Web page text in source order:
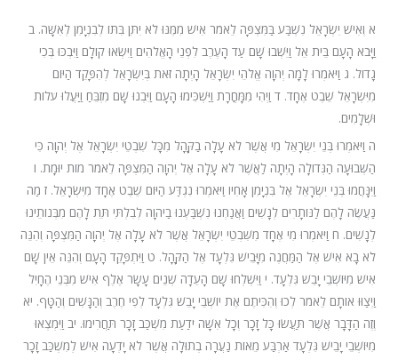
א וְאִישׁ יִשְׂרָאֵל נִשְׁבַּע בַּמִּצְפָּה לֵאמֹר אִישׁ מִמֶּנּוּ לֹא יִתֵּן בִּתּוֹ לְבִנְיָמִן לְאִשָּׁה. ב
וַיָּבֹא הָעָם בֵּית אֵל וַיֵּשְׁבוּ שָׁם עַד הָעֶרֶב לִפְנֵי הָאֱלֹהִים וַיִּשְׂאוּ קוֹלָם וַיִּבְכּוּ בְּכִי
גָדוֹל. ג וַיֹּאמְרוּ לָמָה יְהוָה אֱלֹהֵי יִשְׂרָאֵל הָיְתָה זֹּאת בְּיִשְׂרָאֵל לְהִפָּקֵד הַיּוֹם
מִיִּשְׂרָאֵל שֵׁבֶט אֶחָד. ד וַיְהִי מִמָּחֳרָת וַיַּשְׁכִּימוּ הָעָם וַיִּבְנוּ שָׁם מִזְבֵּחַ וַיַּעֲלוּ עֹלוֹת
וּשְׁלָמִים.
ה וַיֹּאמְרוּ בְּנֵי יִשְׂרָאֵל מִי אֲשֶׁר לֹא עָלָה בַקָּהָל מִכָּל שִׁבְטֵי יִשְׂרָאֵל אֶל יְהוָה כִּי
הַשְּׁבוּעָה הַגְּדוֹלָה הָיְתָה לַאֲשֶׁר לֹא עָלָה אֶל יְהוָה הַמִּצְפָּה לֵאמֹר מוֹת יוּמָת. ו
וַיִּנָּחֲמוּ בְּנֵי יִשְׂרָאֵל אֶל בִּנְיָמִן אָחִיו וַיֹּאמְרוּ נִגְדַּע הַיּוֹם שֵׁבֶט אֶחָד מִיִּשְׂרָאֵל. ז מַה
נַּעֲשֶׂה לָהֶם לַנּוֹתָרִים לְנָשִׁים וַאֲנַחְנוּ נִשְׁבַּעְנוּ בַיהוָה לְבִלְתִּי תֵּת לָהֶם מִבְּנוֹתֵינוּ
לְנָשִׁים. ח וַיֹּאמְרוּ מִי אֶחָד מִשִּׁבְטֵי יִשְׂרָאֵל אֲשֶׁר לֹא עָלָה אֶל יְהוָה הַמִּצְפָּה וְהִנֵּה
לֹא בָא אִישׁ אֶל הַמַּחֲנֶה מִיָּבֵישׁ גִּלְעָד אֶל הַקָּהָל. ט וַיִּתְפָּקֵד הָעָם וְהִנֵּה אֵין שָׁם
אִישׁ מִיּוֹשְׁבֵי יָבֵשׁ גִּלְעָד. י וַיִּשְׁלְחוּ שָׁם הָעֵדָה שְׁנֵים עָשָׂר אֶלֶף אִישׁ מִבְּנֵי הֶחָיִל
וַיְצַוּוּ אוֹתָם לֵאמֹר לְכוּ וְהִכִּיתֶם אֶת יוֹשְׁבֵי יָבֵשׁ גִּלְעָד לְפִי חֶרֶב וְהַנָּשִׁים וְהַטָּף. יא
וְזֶה הַדָּבָר אֲשֶׁר תַּעֲשׂוּ כָּל זָכָר וְכָל אִשָּׁה יֹדַעַת מִשְׁכַּב זָכָר תַּחֲרִימוּ. יב וַיִּמְצְאוּ
מִיּוֹשְׁבֵי יָבֵישׁ גִּלְעָד אַרְבַּע מֵאוֹת נַעֲרָה בְתוּלָה אֲשֶׁר לֹא יָדְעָה אִישׁ לְמִשְׁכַּב זָכָר